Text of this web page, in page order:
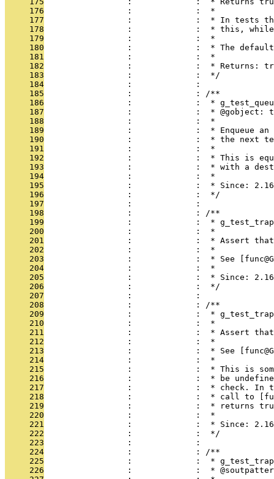
     176
                 :             :  *
     177
:             :  * In tests
     178
:             :  * this,
     179
                 :             :  *
     180
:             :  * The
     181
                 :             :  *
     182
:             :  * Returns:
     183
                 :             :  */
     184
                 :             :
     185
                 :             : /**
     186
:             :  *
     187
:             :  * @gobject:
     188
                 :             :  *
     189
:             :  * Enqueue
     190
:             :  * the next
     191
                 :             :  *
     192
:             :  * This is
     193
:             :  * with a
     194
                 :             :  *
     195
                 :             :  * Since: 2.16
     196
                 :             :  */
     197
                 :             :
     198
                 :             : /**
     199
:             :  *
     200
                 :             :  *
     201
:             :  * Assert
     202
                 :             :  *
     203
:             :  * See
     204
                 :             :  *
     205
                 :             :  * Since: 2.16
     206
                 :             :  */
     207
                 :             :
     208
                 :             : /**
     209
:             :  *
     210
                 :             :  *
     211
:             :  * Assert
     212
                 :             :  *
     213
:             :  * See
     214
                 :             :  *
     215
:             :  * This is
     216
:             :  * be
     217
:             :  * check. In
     218
:             :  * call to
     219
:             :  * returns
     220
                 :             :  *
     221
                 :             :  * Since: 2.16
     222
                 :             :  */
     223
                 :             :
     224
                 :             : /**
     225
:             :  *
     226
:             :  *